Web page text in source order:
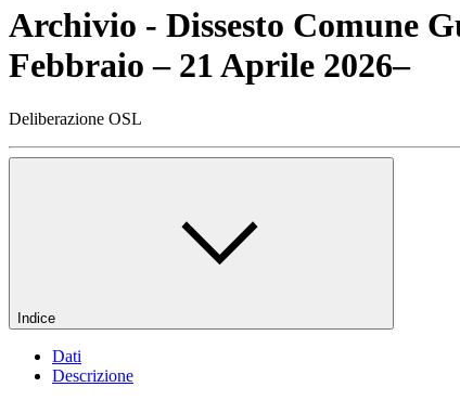
Archivio - Dissesto Comune
Febbraio – 21 Aprile 2026–
Deliberazione OSL
Indice
Dati
Descrizione